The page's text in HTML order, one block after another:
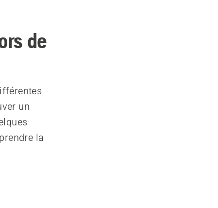
de
un
la